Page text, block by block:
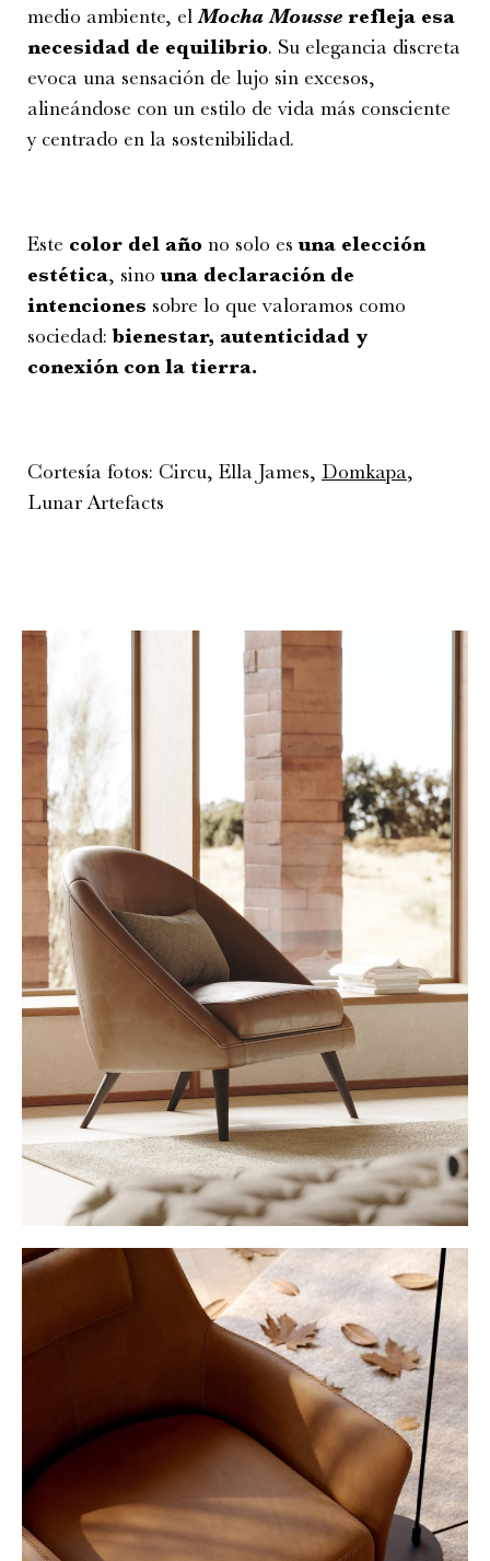
medio ambiente, elMocha Mousse refleja esa
necesidad de equilibrio. Su elegancia discreta
evoca una sensación de lujo sin excesos,
alineándose con un estilo de vida más consciente
y centrado en la sostenibilidad.
Este color del año no solo esuna elección
estética, sinouna declaración de
intenciones sobre lo que valoramos como
sociedad:bienestar, autenticidad y
conexión con la tierra.
Cortesía fotos: Circu, Ella James, Domkapa,
Lunar Artefacts